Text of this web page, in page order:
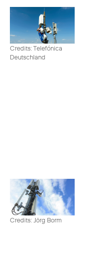
Credits: Telefónica
Deutschland
Credits: Jörg Borm